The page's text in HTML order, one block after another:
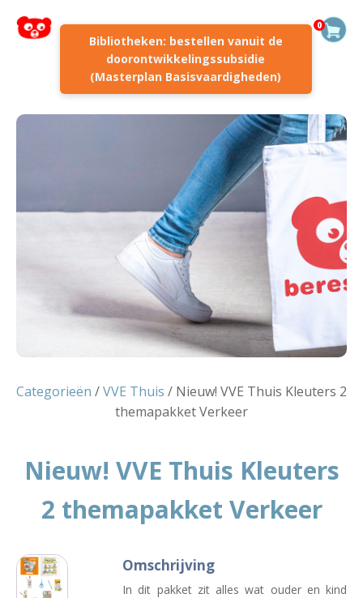
Bibliotheken: bestellen vanuit de
doorontwikkelingssubsidie
(Masterplan Basisvaardigheden)
0
Categorieën /VVE Thuis / Nieuw! VVE Thuis Kleuters 2
themapakket Verkeer
Nieuw! VVE Thuis Kleuters
2 themapakket Verkeer
Omschrijving
In dit pakket zit alles wat ouder en kind